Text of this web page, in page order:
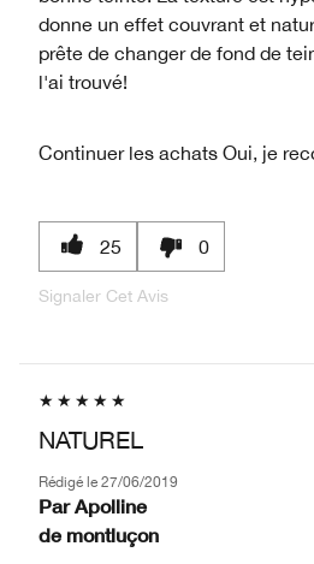
donne un effet couvrant et
prête de changer de fond de
l'ai trouvé!
Continuer les achats Oui, je
25 0
Signaler Cet Avis
NATUREL
Rédigé le 27/06/2019
Par Apolline
de montluçon